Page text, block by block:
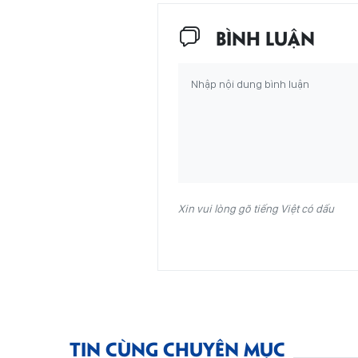
BÌNH LUẬN
Xin vui lòng gõ tiếng Việt có dấu
TIN CÙNG CHUYÊN MỤC